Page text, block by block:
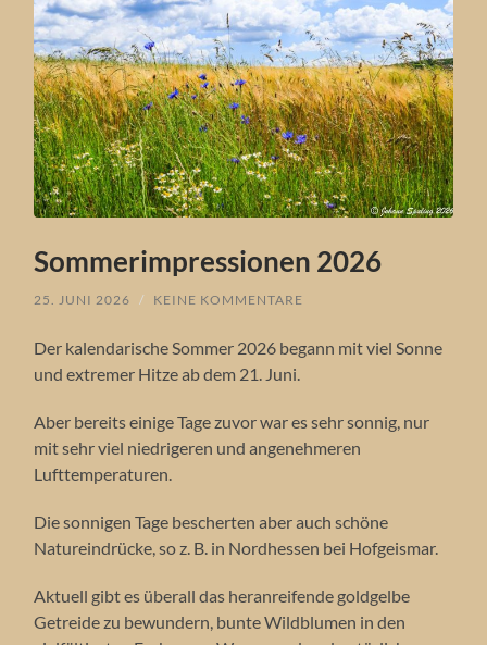
Sommerimpressionen 2026
25. JUNI 2026 / KEINE KOMMENTARE
Der kalendarische Sommer 2026 begann mit viel Sonne
und extremer Hitze ab dem 21. Juni.
Aber bereits einige Tage zuvor war es sehr sonnig, nur
mit sehr viel niedrigeren und angenehmeren
Lufttemperaturen.
Die sonnigen Tage bescherten aber auch schöne
Natureindrücke, so z. B. in Nordhessen bei Hofgeismar.
Aktuell gibt es überall das heranreifende goldgelbe
Getreide zu bewundern, bunte Wildblumen in den